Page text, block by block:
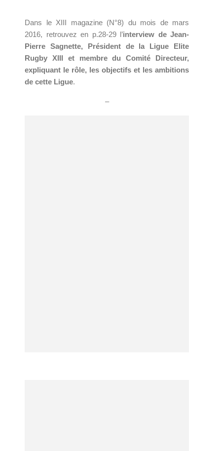
Dans le XIII magazine (N°8) du mois de mars
2016, retrouvez en p.28-29 l’interview de Jean-
Pierre Sagnette, Président de la Ligue Elite
Rugby XIII et membre du Comité Directeur,
expliquant le rôle, les objectifs et les ambitions
de cette Ligue.
–